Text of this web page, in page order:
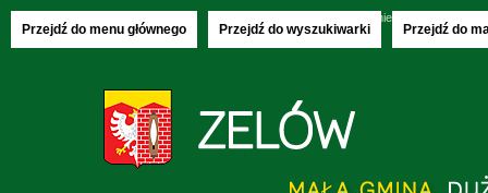
Przejdź do menu głównego Przejdź do wyszukiwarki Przejdź do
imieniny: